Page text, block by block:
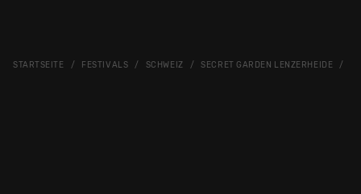
STARTSEITE FESTIVALS SCHWEIZ SECRET GARDEN LENZERHEIDE